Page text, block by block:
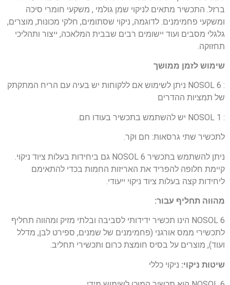
ברזל. התכשיר מתאים לניקוי שמן גולמי , משקעי חומרי סיכה
ומשקעי פחמימנים. לדוגמה, ניקוי שסתומים, חלקי מכונות, מוצרים,
גלגלי מסבים ועוד יישומים רבים שבבית המלאכה, ייצור ותהליכי
תחזוקה.
שימוש לזמן ממושך
: NOSOL 6
ניתן לשימוש אם ללקוחות יש בעיה עם הריח המתקתק
של תמציות ההדרים
: NOSOL 1 יש להשתמש בתכשיר בעודו חם.
לתכשיר שתי גרסאות: חם וקר.
ניתן להשתמש בתכשיר NOSOL 6 גם ביחידות בעלות ציוד ניקוי.
קיימת חלופה להפריד את האריזות החמות בכדי להתאימם
ליחידות קצה בעלות ציוד ניקוי ייעודי.
מהווה תחליף עבור:
NOSOL 6 הינו תכשיר ידידותי לסביבה ובלתי מזיק ומהווה תחליף
לתכשירי ממס אורגני (פחמימנים של שמנים, ספירט לבן, מדלל
ועוד), מוצרים על בסיס חומצת כרום ותכשירי תחליב.
שיטות ניקוי: ניקוי כללי